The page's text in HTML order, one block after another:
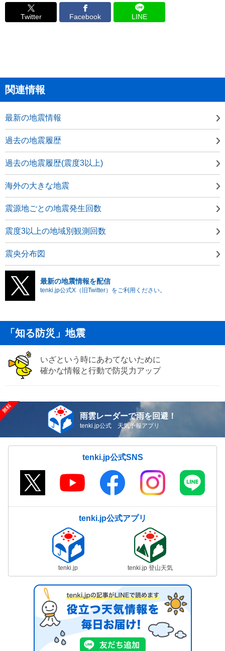
Twitter Facebook LINE
関連情報
最新の地震情報
過去の地震履歴
過去の地震履歴(震度3以上)
海外の大きな地震
震源地ごとの地震発生回数
震度3以上の地域別観測回数
震央分布図
最新の地震情報を配信
tenki.jp公式X（旧Twitter）をご利用ください。
「知る防災」地震
いざという時にあわてないために
確かな情報と行動で防災力アップ
雨雲レーダーで雨を回避！
tenki.jp公式 天気予報アプリ
tenki.jp公式SNS
tenki.jp公式アプリ
tenki.jp tenki.jp 登山天気